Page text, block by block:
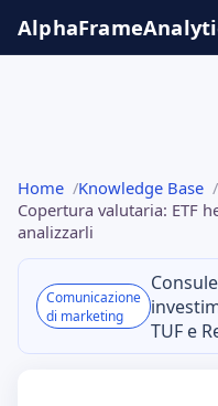
contenuto
AlphaFrame
Soluzioni &
Insights
Tool
Online
Knowledge
Home
Knowledge Base
Copertura valutaria: ETF
analizzarli
Comunicazione
di marketing
TUF e